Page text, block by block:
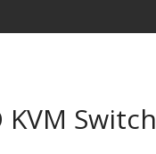
KVM Switch